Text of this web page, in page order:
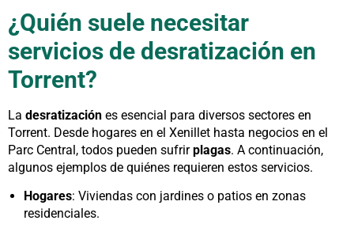
¿Quién suele necesitar
servicios de desratización en
Torrent?
La desratización es esencial para diversos sectores en
Torrent. Desde hogares en el Xenillet hasta negocios en el
Parc Central, todos pueden sufrirplagas. A continuación,
algunos ejemplos de quiénes requieren estos servicios.
Hogares: Viviendas con jardines o patios en zonas
residenciales.